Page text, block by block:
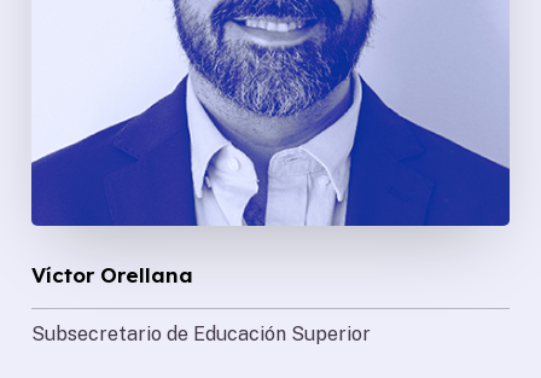
Víctor Orellana
Subsecretario de Educación Superior